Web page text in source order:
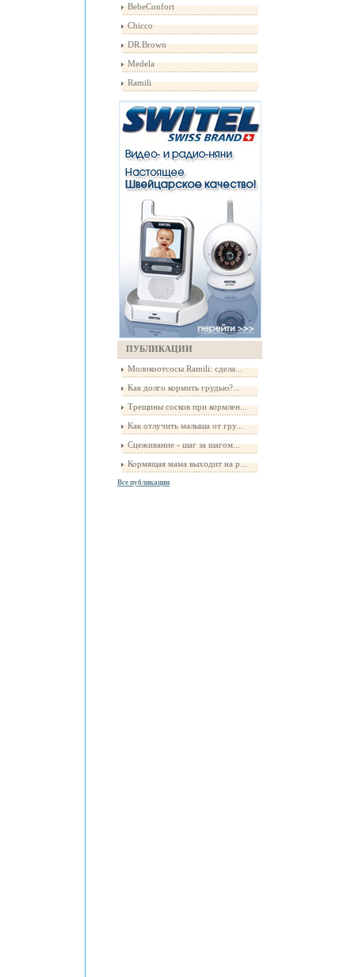
BebeConfort
Chicco
DR.Brown
Medela
Ramili
ПУБЛИКАЦИИ
Молокоотсосы Ramili: сдела...
Как долго кормить грудью?...
Трещины сосков при кормлен...
Как отлучить малыша от гру...
Сцеживание - шаг за шагом...
Кормящая мама выходит на р...
Все публикации